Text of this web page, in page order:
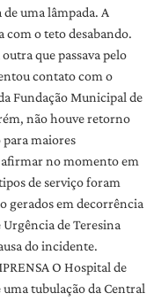
uma lâmpada. A
com o teto desabando.
que passava pelo
contato com o
Fundação Municipal de
não houve retorno
maiores
afirmar no momento em
de serviço foram
gerados em decorrência
de Teresina
do incidente.
O Hospital de
tubulação da Central